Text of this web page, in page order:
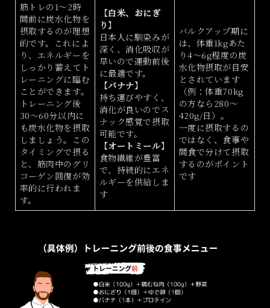
筋トレの1～2時
間前に炭水化物を
摂取するのが理想
的です。これによ
り、エネルギーを
しっかり蓄えてト
レーニングに臨む
ことができます。
トレーニング後
30～60分以内に
も炭水化物を摂取
しましょう。この
タイミングで摂る
と、筋肉中のグリ
コーゲン回復が効
率的に行われま
す。
【白米、おにぎ
り】
日本人に馴染みが
深く、消化吸収が
早いので運動前後
に最適です。
【バナナ】
持ち運びやすく、
消化が良いのでス
ナック感覚で摂取
可能です。
【オートミール】
食物繊維が豊富
で、持続的にエネ
ルギーを供給しま
す
バルクアップ期に
は、体重1kgあた
り4～6g程度の炭
水化物摂取が目安
とされています
（例：体重70kg
の方なら280～
420g/日）。
一度に摂取するの
ではなく、食事や
間食で分けて摂取
するのがポイント
です